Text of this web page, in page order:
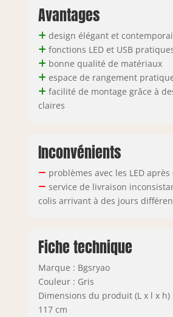
deux
arrivés,
manque
pièces,
client.
Avantages
design élégant et
fonctions LED et USB
bonne qualité de matériaux
espace de rangement
facilité de montage grâce à
claires
Inconvénients
problèmes avec les LED
service de livraison
colis arrivant à des jours
Fiche technique
Marque : Bgsryao
Couleur : Gris
Dimensions du produit (L x l x h)
117 cm